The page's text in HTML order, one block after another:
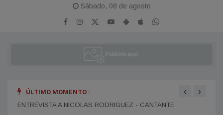
Sábado, 08 de agosto
ÚLTIMO MOMENTO :
ENTREVISTA A DANIEL DARTIGUELONGUE - FUNDADOR DE
‹ ›